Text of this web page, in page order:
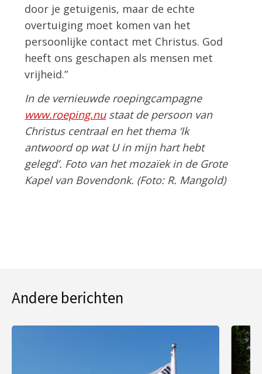
door je getuigenis, maar de echte
overtuiging moet komen van het
persoonlijke contact met Christus. God
heeft ons geschapen als mensen met
vrijheid.”
In de vernieuwde roepingcampagne
www.roeping.nustaat de persoon van
Christus centraal en het thema ‘Ik
antwoord op wat U in mijn hart hebt
gelegd’. Foto van het mozaïek in de Grote
Kapel van Bovendonk. (Foto: R. Mangold)
Andere berichten